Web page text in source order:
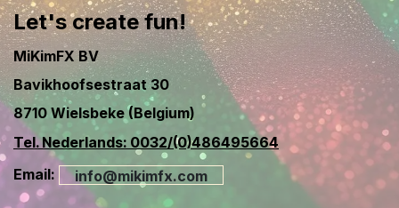
Let's create fun!
MiKimFX BV
Bavikhoofsestraat 30
8710 Wielsbeke (Belgium)
Tel. Nederlands: 0032/(0)486495664
Email:
info@mikimfx.com